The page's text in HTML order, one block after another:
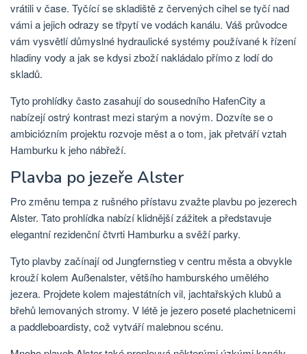
vrátili v čase. Tyčící se skladiště z červených cihel se tyčí nad
vámi a jejich odrazy se třpytí ve vodách kanálu. Váš průvodce
vám vysvětlí důmyslné hydraulické systémy používané k řízení
hladiny vody a jak se kdysi zboží nakládalo přímo z lodí do
skladů.
Tyto prohlídky často zasahují do sousedního HafenCity a
nabízejí ostrý kontrast mezi starým a novým. Dozvíte se o
ambiciózním projektu rozvoje měst a o tom, jak přetváří vztah
Hamburku k jeho nábřeží.
Plavba po jezeře Alster
Pro změnu tempa z rušného přístavu zvažte plavbu po jezerech
Alster. Tato prohlídka nabízí klidnější zážitek a představuje
elegantní rezidenční čtvrti Hamburku a svěží parky.
Tyto plavby začínají od Jungfernstieg v centru města a obvykle
krouží kolem Außenalster, většího hamburského umělého
jezera. Projdete kolem majestátních vil, jachtařských klubů a
břehů lemovaných stromy. V létě je jezero poseté plachetnicemi
a paddleboardisty, což vytváří malebnou scénu.